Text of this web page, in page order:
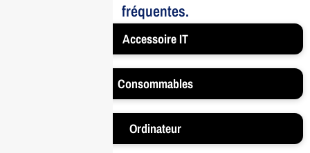
fréquentes.
Accessoire IT
Consommables
Ordinateur